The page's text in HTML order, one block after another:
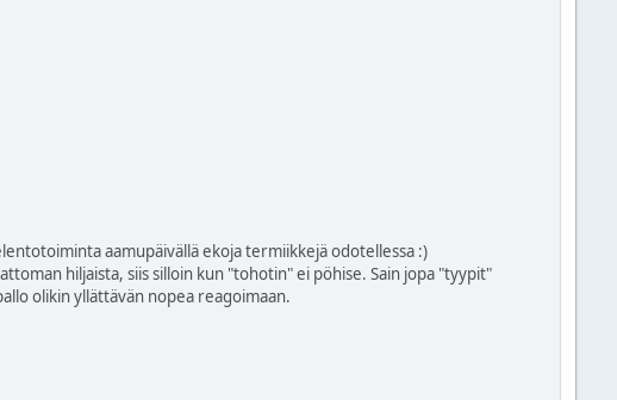
aamupäivällä ekoja termiikkejä odotellessa :)
hiljaista, siis silloin kun "tohotin" ei pöhise. Sain jopa "tyypit"
olikin yllättävän nopea reagoimaan.